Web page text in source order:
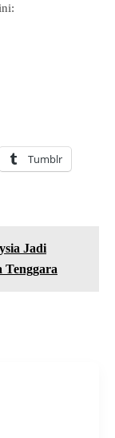
Tumblr
Jadi
Tenggara